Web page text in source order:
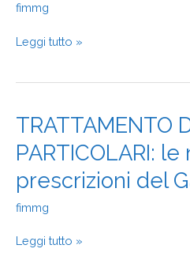
fimmg
CLINICO-
ASSISTENZIALI
NEL
DI
DEL
SANITARIO
Leggi tutto »
TRATTAMENTO
PARTICOLARI: le
prescrizioni del
fimmg
TRATTAMENTO
DI
DATI
PARTICOLARI:
le
nuove
prescrizioni
del
Garante
Leggi tutto »